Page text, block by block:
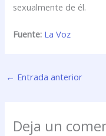
sexualmente de él.
Fuente: La Voz
← Entrada anterior
Deja un